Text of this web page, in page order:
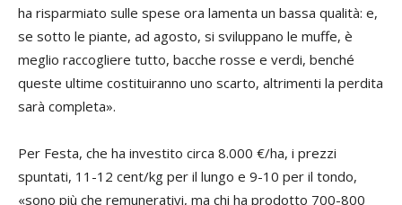
ha risparmiato sulle spese ora lamenta un bassa qualità: e,
se sotto le piante, ad agosto, si sviluppano le muffe, è
meglio raccogliere tutto, bacche rosse e verdi, benché
queste ultime costituiranno uno scarto, altrimenti la perdita
sarà completa».
Per Festa, che ha investito circa 8.000 €/ha, i prezzi
spuntati, 11-12 cent/kg per il lungo e 9-10 per il tondo,
«sono più che remunerativi, ma chi ha prodotto 700-800